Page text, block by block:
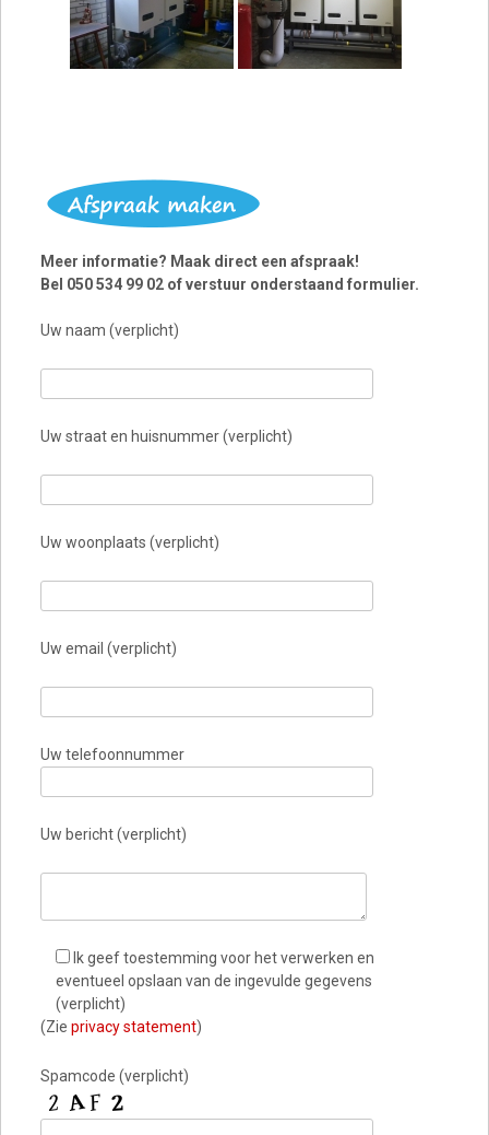
Meer informatie? Maak direct een afspraak!
Bel 050 534 99 02 of verstuur onderstaand formulier.
Uw naam (verplicht)
Uw straat en huisnummer (verplicht)
Uw woonplaats (verplicht)
Uw email (verplicht)
Uw telefoonnummer
Uw bericht (verplicht)
Ik geef toestemming voor het verwerken en
eventueel opslaan van de ingevulde gegevens
(verplicht)
(Zie privacy statement)
Spamcode (verplicht)